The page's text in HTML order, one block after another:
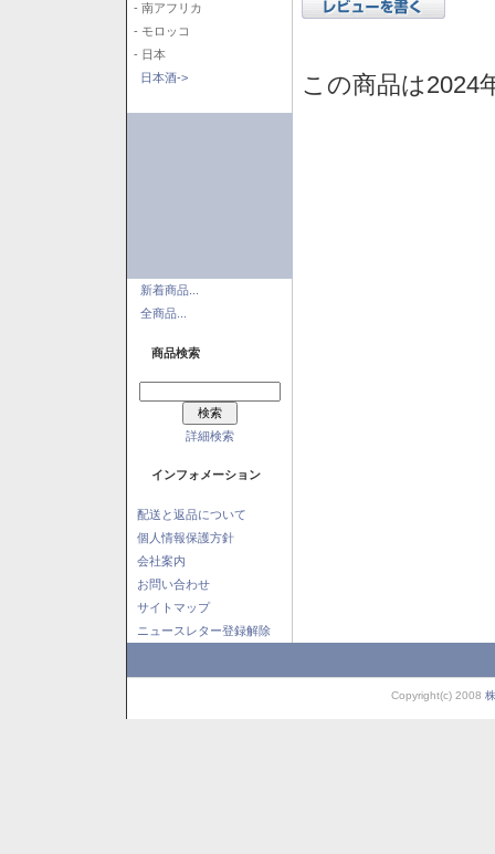
- 南アフリカ
- モロッコ
- 日本
日本酒->
新着商品...
全商品...
商品検索
詳細検索
インフォメーション
配送と返品について
個人情報保護方針
会社案内
お問い合わせ
サイトマップ
ニュースレター登録解除
この商品は2024
Copyright(c) 2008